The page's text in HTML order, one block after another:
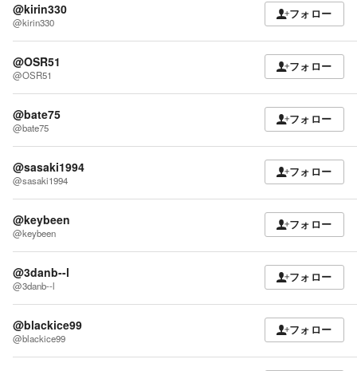
@kirin330
@kirin330
フォロー
@OSR51
@OSR51
フォロー
@bate75
@bate75
フォロー
@sasaki1994
@sasaki1994
フォロー
@keybeen
@keybeen
フォロー
@3danb--l
@3danb--l
フォロー
@blackice99
@blackice99
フォロー